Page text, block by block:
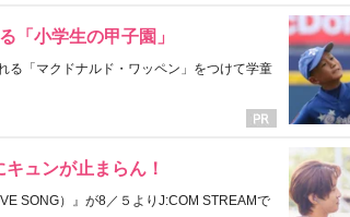
「小学生の甲子園」
る「マクドナルド・ワッペン」をつけて学童
ュンが止まらん！
SONG）』が8／５よりJ:COM STREAMで